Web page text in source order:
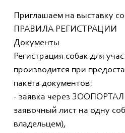
Приглашаем на выставку
ПРАВИЛА РЕГИСТРАЦИИ
Документы
Регистрация собак для
производится при
пакета документов:
- заявка через
заявочный лист на одну
владельцем),